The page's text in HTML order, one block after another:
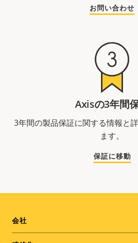
お問い合わせ
Axisの3年間
3年間の製品保証に関する情報と
ます。
保証に移動
Footer
会社